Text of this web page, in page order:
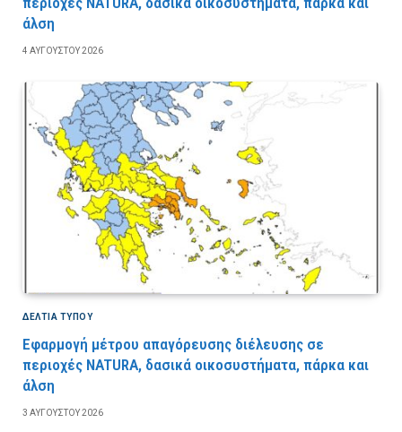
άλση
4 ΑΥΓΟΎΣΤΟΥ 2026
ΔΕΛΤΙΑ ΤΥΠΟΥ
Εφαρμογή μέτρου απαγόρευσης διέλευσης σε
περιοχές NATURA, δασικά οικοσυστήματα, πάρκα και
άλση
3 ΑΥΓΟΎΣΤΟΥ 2026